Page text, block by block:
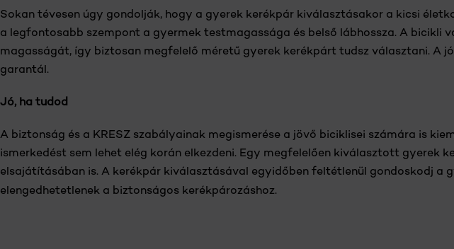
Sokan tévesen úgy gondolják, hogy a gyerek kerékpár kiválasztásakor a kicsi
a legfontosabb szempont a gyermek testmagassága és belső lábhossza. A bicikli
magasságát, így biztosan megfelelő méretű gyerek kerékpárt tudsz választani.
garantál.
Jó, ha tudod
A biztonság és a KRESZ szabályainak megismerése a jövő biciklisei számára is
ismerkedést sem lehet elég korán elkezdeni. Egy megfelelően kiválasztott gyerek
elsajátításában is. A kerékpár kiválasztásával egyidőben feltétlenül gondoskodj a
elengedhetetlenek a biztonságos kerékpározáshoz.